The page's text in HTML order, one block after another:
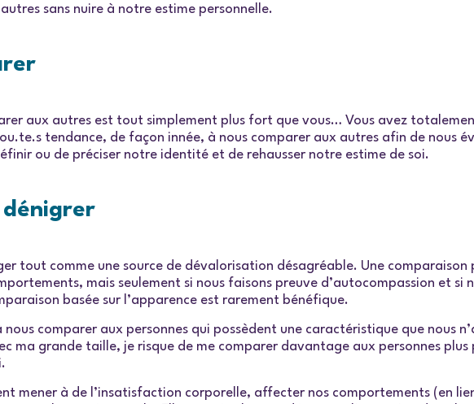
sans nuire à notre estime personnelle.
aux autres est tout simplement plus fort que vous… Vous avez
tendance, de façon innée, à nous comparer aux autres afin de nous
ou de préciser notre identité et de rehausser notre estime de soi.
dénigrer
tout comme une source de dévalorisation désagréable. Une
mais seulement si nous faisons preuve d’autocompassion et si
basée sur l’apparence est rarement bénéfique.
comparer aux personnes qui possèdent une caractéristique que nous
ma grande taille, je risque de me comparer davantage aux personnes
mener à de l’insatisfaction corporelle, affecter nos comportements (en